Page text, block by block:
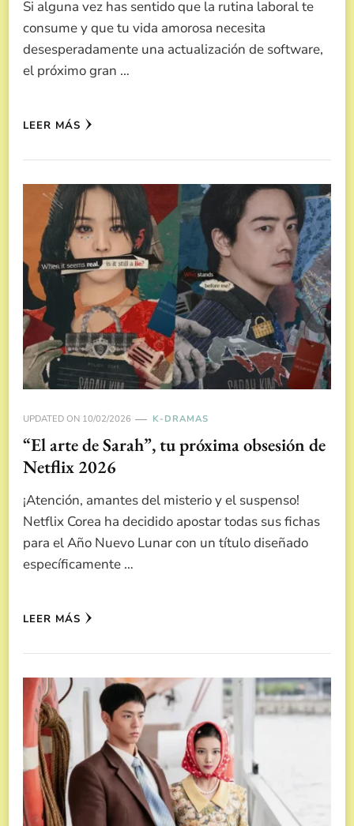
Si alguna vez has sentido que la rutina laboral te
consume y que tu vida amorosa necesita
desesperadamente una actualización de software,
el próximo gran …
LEER MÁS
UPDATED ON 10/02/2026 K-DRAMAS
“El arte de Sarah”, tu próxima obsesión de
Netflix 2026
¡Atención, amantes del misterio y el suspenso!
Netflix Corea ha decidido apostar todas sus fichas
para el Año Nuevo Lunar con un título diseñado
específicamente …
LEER MÁS